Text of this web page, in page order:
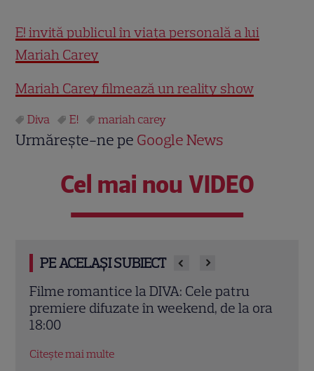
E! invită publicul în viața personală a lui
Mariah Carey
Mariah Carey filmează un reality show
Diva E! mariah carey
Urmărește-ne pe Google News
Cel mai nou VIDEO
PE ACELAȘI SUBIECT
„Drumul spre casă”, sezonul 4: Când
începe ultimul sezon al serialului la DIVA
și ce secrete ies la iveală
Citește mai multe